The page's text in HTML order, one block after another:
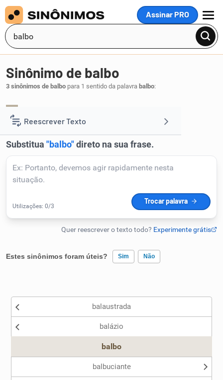
Assinar PRO
MENU
Reescrever Texto
Resumir Texto
Corrigir Texto
Detector de IA
Humanizador de IA
Conexões
Sinônimo de balbo
3 sinônimos de balbo para 1 sentido da palavra balbo:
Estes sinônimos foram úteis? Sim Não
Nenhum dos sinônimos apresentados me ajudou
balaustrada
balázio
balbo
balbuciante